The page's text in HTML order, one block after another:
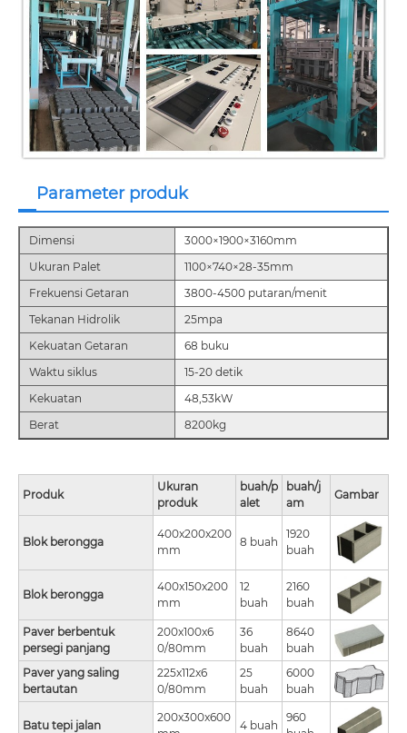
Parameter produk
Dimensi
3000×1900×3160mm
Ukuran Palet
1100×740×28-35mm
Frekuensi Getaran
3800-4500 putaran/menit
Tekanan Hidrolik
25mpa
Kekuatan Getaran
68 buku
Waktu siklus
15-20 detik
Kekuatan
48,53kW
Berat
8200kg
Produk
Ukuran
produk
buah/p
alet
buah/j
am
Gambar
Blok berongga
400x200x200
mm
8 buah
1920
buah
Blok berongga
400x150x200
mm
12
buah
2160
buah
Paver berbentuk
persegi panjang
200x100x6
0/80mm
36
buah
8640
buah
Paver yang saling
bertautan
225x112x6
0/80mm
25
buah
6000
buah
Batu tepi jalan
200x300x600
4 buah
960